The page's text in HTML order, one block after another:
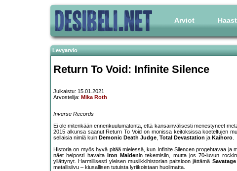
Arviot
Levyarvio
Return To Void: Infinite Silence
Julkaistu: 15.01.2021
Arvostelija: Mika Roth
Inverse Records
Ei ole mitenkään ennenkuulumatonta, että kansainvälisesti menestyneet
2015 alkunsa saanut Return To Void on monissa keitoksissa koeteltujen
sellaisia nimiä kuin Demonic Death Judge, Total Devastation ja Kaihoro.
Historia on myös hyvä pitää mielessä, kun Infinite Silencen progehtavaa ja
näet helposti havaita
Iron Maidenin tekemisiin, mutta jos 70-luvun
yllättynyt. Harmillisesti yleisen musiikkihistorian paitsioon jättämä Savatage
metallisiivu – kiusallisen tutuista lyriikoistaan huolimatta.